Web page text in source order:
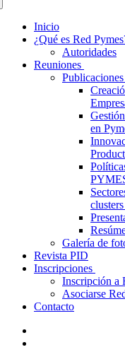
Inicio
¿Qué es Red
Autoridades
Reuniones
Publicaciones
en
Galería de
Revista PID
Inscripciones
Inscripción a
Asociarse
Contacto